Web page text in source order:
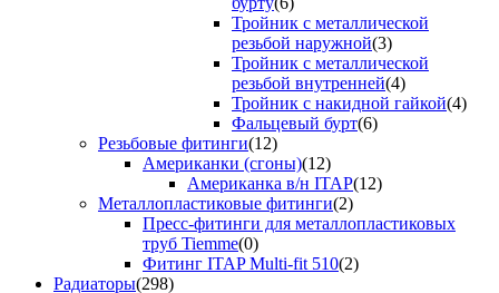
Тройник с металлической
резьбой наружной(3)
Тройник с металлической
резьбой внутренней(4)
Тройник с накидной гайкой(4)
Фальцевый бурт(6)
Резьбовые фитинги(12)
Американки (сгоны)(12)
Американка в/н ITAP(12)
Металлопластиковые фитинги(2)
Пресс-фитинги для металлопластиковых
труб Tiemme(0)
Фитинг ITAP Multi-fit 510(2)
Радиаторы(298)